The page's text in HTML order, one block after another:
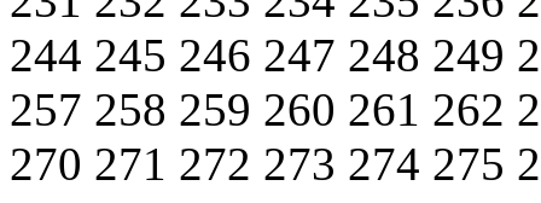
244 245 246 247 248 249
257 258 259 260 261 262
270 271 272 273 274 275